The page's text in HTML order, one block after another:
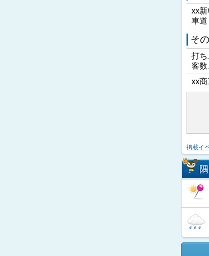
xx
車
そ
打
客数
xx
掲載イ